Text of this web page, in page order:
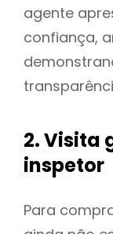
agente
confiança,
2. Visita
inspetor
Para